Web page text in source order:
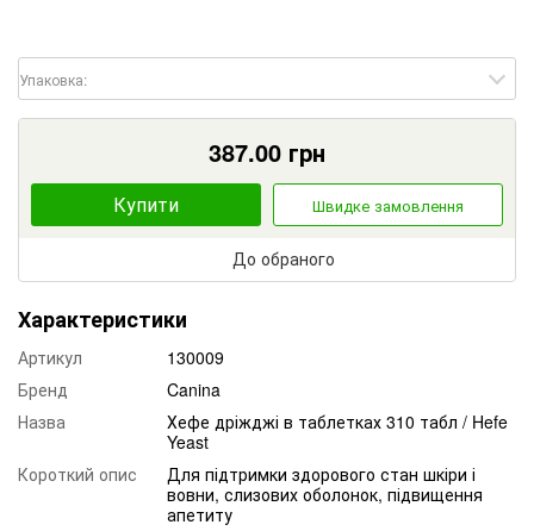
Упаковка:
387.00 грн
Купити Швидке замовлення
До обраного
Характеристики
Артикул
130009
Бренд
Canina
Назва
Хефе дріжджі в таблетках 310 табл / Hefe
Yeast
Короткий опис
Для підтримки здорового стан шкіри і
вовни, слизових оболонок, підвищення
апетиту